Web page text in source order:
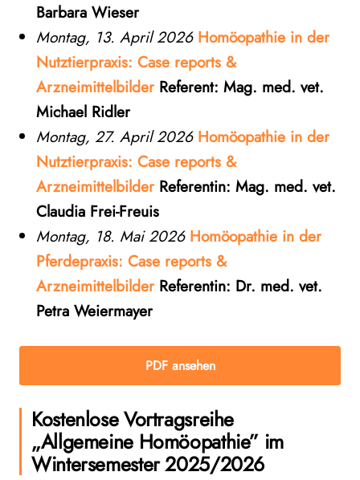
Barbara Wieser
Montag, 13. April 2026 Homöopathie in der
Nutztierpraxis: Case reports &
Arzneimittelbilder Referent: Mag. med. vet.
Michael Ridler
Montag, 27. April 2026 Homöopathie in der
Nutztierpraxis: Case reports &
Arzneimittelbilder Referentin: Mag. med. vet.
Claudia Frei-Freuis
Montag, 18. Mai 2026 Homöopathie in der
Pferdepraxis: Case reports &
Arzneimittelbilder Referentin: Dr. med. vet.
Petra Weiermayer
PDF ansehen
Kostenlose Vortragsreihe
„Allgemeine Homöopathie” im
Wintersemester 2025/2026